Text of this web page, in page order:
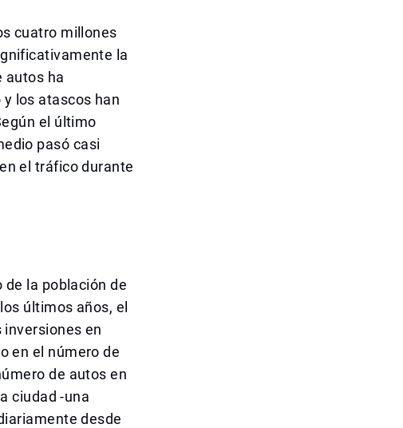
cuatro millones
la
autos ha
los atascos han
el último
pasó casi
el tráfico durante
la población de
últimos años, el
en
en el número de
de autos en
ciudad -una
desde